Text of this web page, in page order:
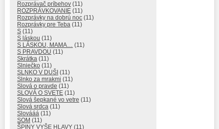
Rozprávač príbehov (11)
ROZPRÁVKOVANIE (11)
Rozprávky na dobrú noc (11)
Rozprávky pre Teba (11)
S (11)
S láskou (11)
S LÁSKOU, MAMA… (11)
S PRAVDOU (11)
Skrátka (11)
Slniečko (11)
SLNKO V DUŠI (11)
Slnko za mrakmi (11)
Slová o pravde (11)
SLOVÁ O SVETE (11)
Slová šepkané vo vetre (11)
Slová srdca (11)
Slovááá (11)
SOM (11)
ŠPINY VYŠE HLAVY (11)